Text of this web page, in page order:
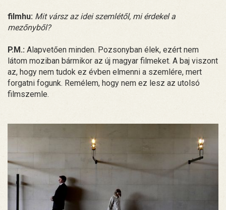
filmhu: Mit vársz az idei szemlétől, mi érdekel a
mezőnyből?
P.M.: Alapvetően minden. Pozsonyban élek, ezért nem
látom moziban bármikor az új magyar filmeket. A baj viszont
az, hogy nem tudok ez évben elmenni a szemlére, mert
forgatni fogunk. Remélem, hogy nem ez lesz az utolsó
filmszemle.